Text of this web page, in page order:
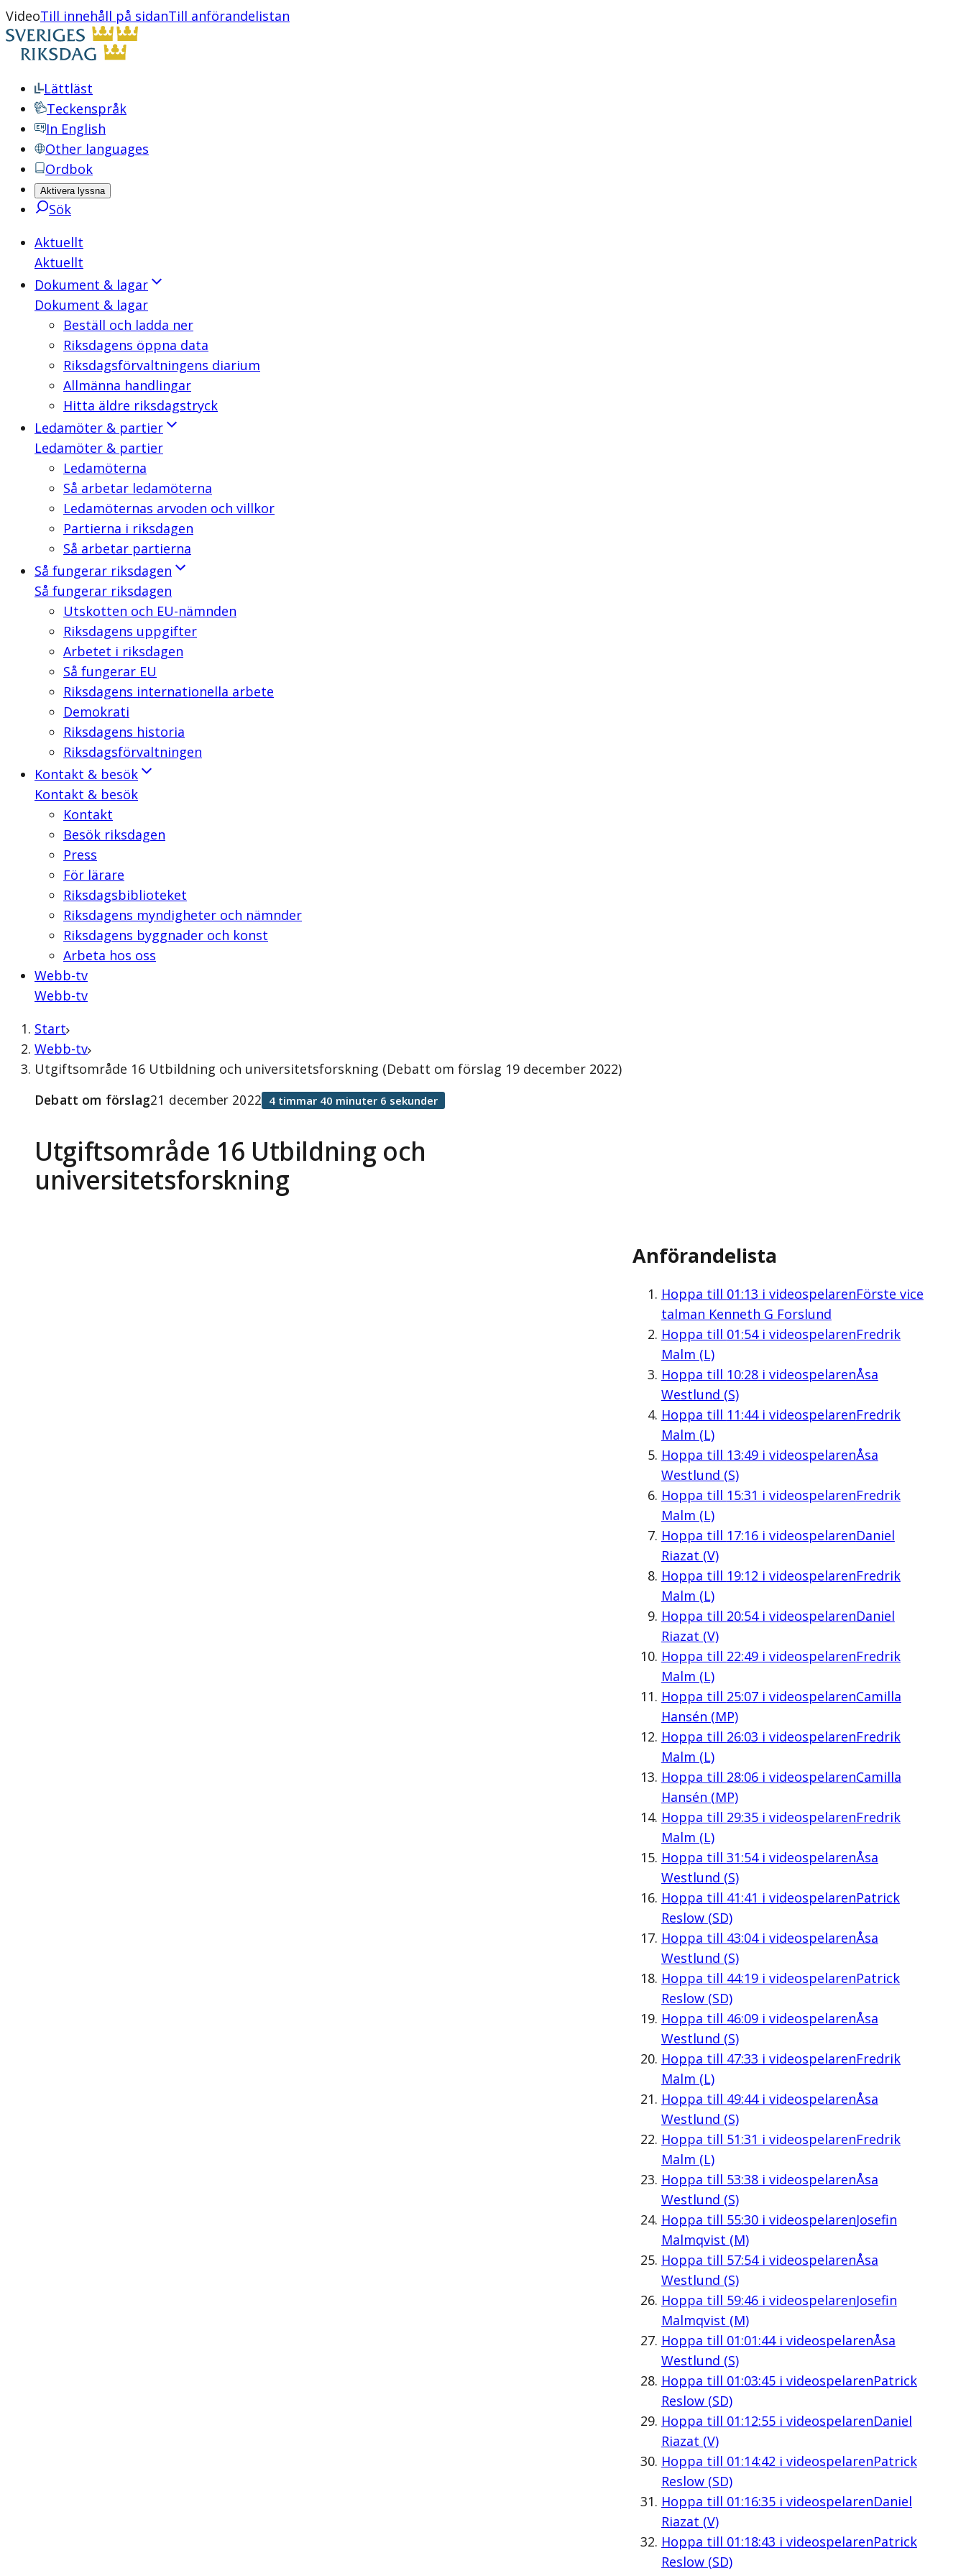
VideoTill innehåll på sidanTill anförandelistan
Lättläst
Teckenspråk
In English
Other languages
Ordbok
Aktivera lyssna
Sök
Aktuellt
Aktuellt
Dokument & lagar
Dokument & lagar
Beställ och ladda ner
Riksdagens öppna data
Riksdagsförvaltningens diarium
Allmänna handlingar
Hitta äldre riksdagstryck
Ledamöter & partier
Ledamöter & partier
Ledamöterna
Så arbetar ledamöterna
Ledamöternas arvoden och villkor
Partierna i riksdagen
Så arbetar partierna
Så fungerar riksdagen
Så fungerar riksdagen
Utskotten och EU-nämnden
Riksdagens uppgifter
Arbetet i riksdagen
Så fungerar EU
Riksdagens internationella arbete
Demokrati
Riksdagens historia
Riksdagsförvaltningen
Kontakt & besök
Kontakt & besök
Kontakt
Besök riksdagen
Press
För lärare
Riksdagsbiblioteket
Riksdagens myndigheter och nämnder
Riksdagens byggnader och konst
Arbeta hos oss
Webb-tv
Webb-tv
Start
Webb-tv
Utgiftsområde 16 Utbildning och universitetsforskning (Debatt om förslag 19 december 2022)
Utgiftsområde 16 Utbildning och
universitetsforskning
Debatt om förslag21 december 2022 4 timmar 40 minuter 6 sekunder
Anförandelista
Hoppa till 01:13 i videospelarenFörste vice
talman Kenneth G Forslund
Hoppa till 01:54i videospelarenFredrik
Malm (L)
Hoppa till 10:28i videospelarenÅsa
Westlund (S)
Hoppa till 11:44i videospelarenFredrik
Malm (L)
Hoppa till 13:49i videospelarenÅsa
Westlund (S)
Hoppa till 15:31 i videospelarenFredrik
Malm (L)
Hoppa till 17:16i videospelarenDaniel
Riazat (V)
Hoppa till 19:12 i videospelarenFredrik
Malm (L)
Hoppa till 20:54i videospelarenDaniel
Riazat (V)
Hoppa till 22:49i videospelarenFredrik
Malm (L)
Hoppa till 25:07i videospelarenCamilla
Hansén (MP)
Hoppa till 26:03 i videospelarenFredrik
Malm (L)
Hoppa till 28:06i videospelarenCamilla
Hansén (MP)
Hoppa till 29:35i videospelarenFredrik
Malm (L)
Hoppa till 31:54i videospelarenÅsa
Westlund (S)
Hoppa till 41:41 i videospelarenPatrick
Reslow (SD)
Hoppa till 43:04i videospelarenÅsa
Westlund (S)
Hoppa till 44:19i videospelarenPatrick
Reslow (SD)
Hoppa till 46:09i videospelarenÅsa
Westlund (S)
Hoppa till 47:33 i videospelarenFredrik
Malm (L)
Hoppa till 49:44i videospelarenÅsa
Westlund (S)
Hoppa till 51:31 i videospelarenFredrik
Malm (L)
Hoppa till 53:38i videospelarenÅsa
Westlund (S)
Hoppa till 55:30i videospelarenJosefin
Malmqvist (M)
Hoppa till 57:54i videospelarenÅsa
Westlund (S)
Hoppa till 59:46i videospelarenJosefin
Malmqvist (M)
Hoppa till 01:01:44i videospelarenÅsa
Westlund (S)
Hoppa till 01:03:45i videospelarenPatrick
Reslow (SD)
Hoppa till 01:12:55i videospelarenDaniel
Riazat (V)
Hoppa till 01:14:42 i videospelarenPatrick
Reslow (SD)
Hoppa till 01:16:35i videospelarenDaniel
Riazat (V)
Hoppa till 01:18:43 i videospelarenPatrick
Reslow (SD)